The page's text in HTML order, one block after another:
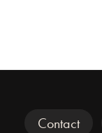
Contact